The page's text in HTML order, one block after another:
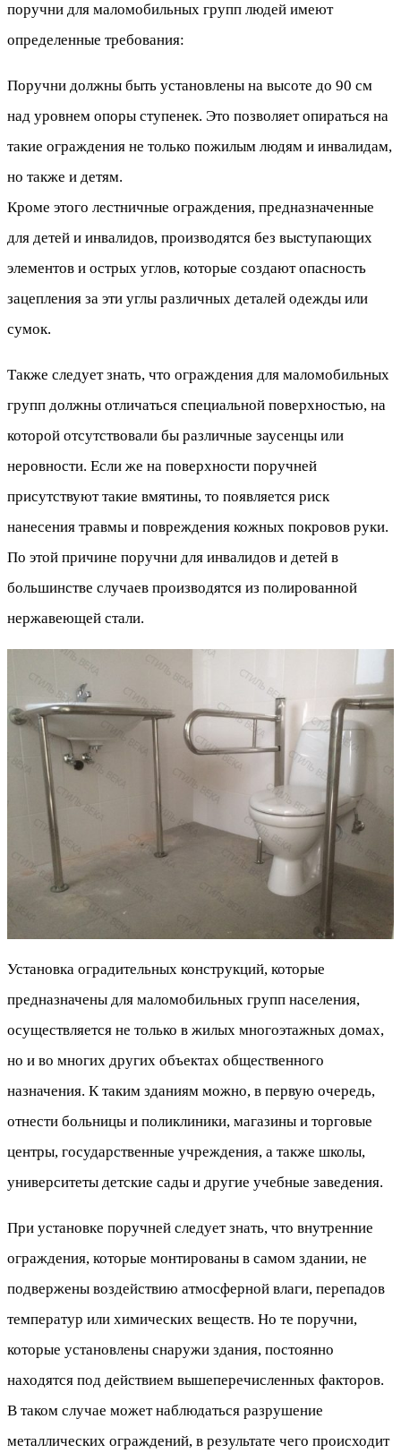
поручни для маломобильных групп людей имеют
определенные требования:
Поручни должны быть установлены на высоте до 90 см
над уровнем опоры ступенек. Это позволяет опираться на
такие ограждения не только пожилым людям и инвалидам,
но также и детям.
Кроме этого лестничные ограждения, предназначенные
для детей и инвалидов, производятся без выступающих
элементов и острых углов, которые создают опасность
зацепления за эти углы различных деталей одежды или
сумок.
Также следует знать, что ограждения для маломобильных
групп должны отличаться специальной поверхностью, на
которой отсутствовали бы различные заусенцы или
неровности. Если же на поверхности поручней
присутствуют такие вмятины, то появляется риск
нанесения травмы и повреждения кожных покровов руки.
По этой причине поручни для инвалидов и детей в
большинстве случаев производятся из полированной
нержавеющей стали.
Установка оградительных конструкций, которые
предназначены для маломобильных групп населения,
осуществляется не только в жилых многоэтажных домах,
но и во многих других объектах общественного
назначения. К таким зданиям можно, в первую очередь,
отнести больницы и поликлиники, магазины и торговые
центры, государственные учреждения, а также школы,
университеты детские сады и другие учебные заведения.
При установке поручней следует знать, что внутренние
ограждения, которые монтированы в самом здании, не
подвержены воздействию атмосферной влаги, перепадов
температур или химических веществ. Но те поручни,
которые установлены снаружи здания, постоянно
находятся под действием вышеперечисленных факторов.
В таком случае может наблюдаться разрушение
металлических ограждений, в результате чего происходит